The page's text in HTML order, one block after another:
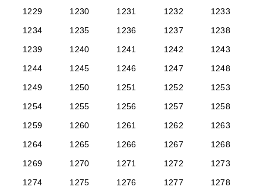
1229
1230 1231 1232
1233
1234
1235 1236 1237
1238
1239
1240 1241 1242
1243
1244
1245 1246 1247
1248
1249
1250 1251 1252
1253
1254
1255 1256 1257
1258
1259
1260 1261 1262
1263
1264
1265 1266 1267
1268
1269
1270 1271 1272
1273
1274
1275 1276 1277
1278